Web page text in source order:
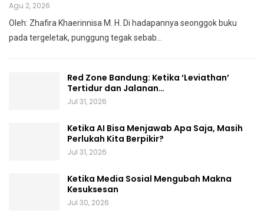
Agu 2, 2026
Oleh: Zhafira Khaerinnisa M. H. Di hadapannya seonggok buku
pada tergeletak, punggung tegaksebab…
Red Zone Bandung: Ketika ‘Leviathan’
Tertidur dan Jalanan…
Jul 31, 2026
Ketika AI Bisa Menjawab Apa Saja, Masih
Perlukah Kita Berpikir?
Jul 31, 2026
Ketika Media Sosial Mengubah Makna
Kesuksesan
Jul 30, 2026